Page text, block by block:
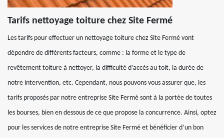
Tarifs nettoyage toiture chez Site Fermé
Les tarifs pour effectuer un nettoyage toiture chez Site Fermé vont
dépendre de différents facteurs, comme : la forme et le type de
revêtement toiture à nettoyer, la difficulté d’accès au toit, la durée de
notre intervention, etc. Cependant, nous pouvons vous assurer que, les
tarifs proposés par notre entreprise Site Fermé sont à la portée de toutes
les bourses, bien en dessous de ce que propose la concurrence. Ainsi, optez
pour les services de notre entreprise Site Fermé et bénéficier d’un bon